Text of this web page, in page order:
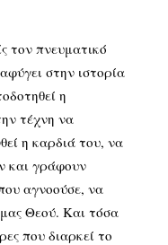
τον πνευματικό
στην ιστορία
η
τέχνη να
η καρδιά του, να
και γράφουν
αγνοούσε, να
Θεού. Και τόσα
που διαρκεί το